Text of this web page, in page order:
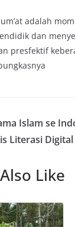
adalah
dan
presfektif
Islam se
Literasi Digital
Like